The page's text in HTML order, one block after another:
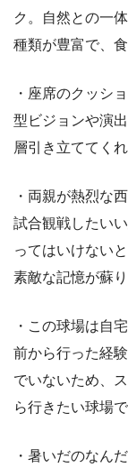
ク。自然との一
種類が豊富で、
・座席のクッシ
型ビジョンや演
層引き立ててくれ
・両親が熱烈な
試合観戦したい
ってはいけない
素敵な記憶が蘇り
・この球場は自
前から行った経
でいないため、
ら行きたい球場で
・暑いだのなん